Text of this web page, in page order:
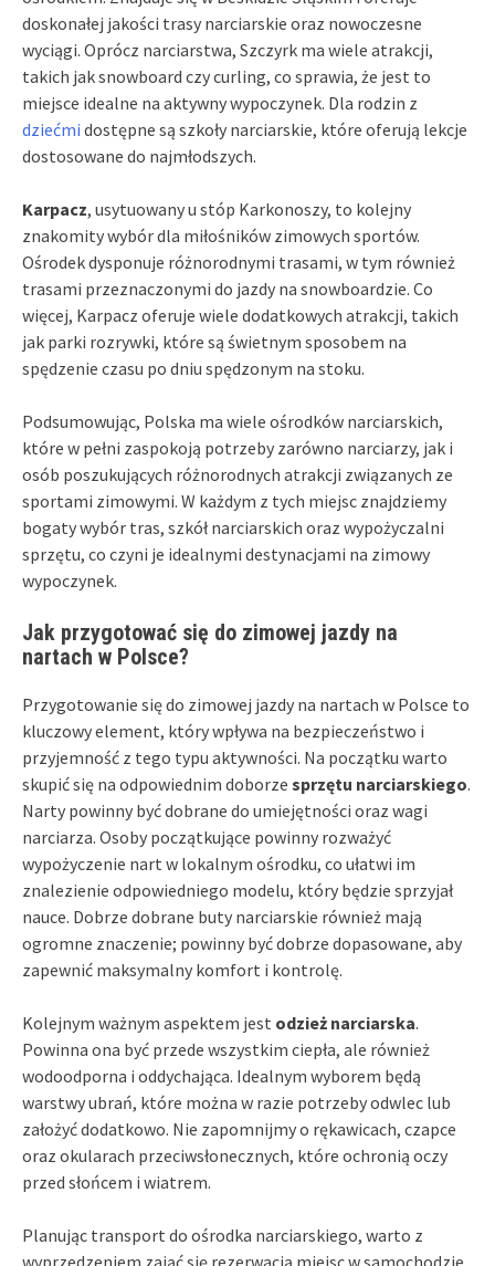
doskonałej jakości trasy narciarskie oraz nowoczesne
wyciągi. Oprócz narciarstwa, Szczyrk ma wiele atrakcji,
takich jak snowboard czy curling, co sprawia, że jest to
miejsce idealne na aktywny wypoczynek. Dla rodzin z
dziećmi dostępne są szkoły narciarskie, które oferują lekcje
dostosowane do najmłodszych.
Karpacz, usytuowany u stóp Karkonoszy, to kolejny
znakomity wybór dla miłośników zimowych sportów.
Ośrodek dysponuje różnorodnymi trasami, w tym również
trasami przeznaczonymi do jazdy na snowboardzie. Co
więcej, Karpacz oferuje wiele dodatkowych atrakcji, takich
jak parki rozrywki, które są świetnym sposobem na
spędzenie czasu po dniu spędzonym na stoku.
Podsumowując, Polska ma wiele ośrodków narciarskich,
które w pełni zaspokoją potrzeby zarówno narciarzy, jak i
osób poszukujących różnorodnych atrakcji związanych ze
sportami zimowymi. W każdym z tych miejsc znajdziemy
bogaty wybór tras, szkół narciarskich oraz wypożyczalni
sprzętu, co czyni je idealnymi destynacjami na zimowy
wypoczynek.
Jak przygotować się do zimowej jazdy na
nartach w Polsce?
Przygotowanie się do zimowej jazdy na nartach w Polsce to
kluczowy element, który wpływa na bezpieczeństwo i
przyjemność z tego typu aktywności. Na początku warto
skupić się na odpowiednim doborze sprzętu narciarskiego.
Narty powinny być dobrane do umiejętności oraz wagi
narciarza. Osoby początkujące powinny rozważyć
wypożyczenie nart w lokalnym ośrodku, co ułatwi im
znalezienie odpowiedniego modelu, który będzie sprzyjał
nauce. Dobrze dobrane buty narciarskie również mają
ogromne znaczenie; powinny być dobrze dopasowane, aby
zapewnić maksymalny komfort i kontrolę.
Kolejnym ważnym aspektem jest odzież narciarska.
Powinna ona być przede wszystkim ciepła, ale również
wodoodporna i oddychająca. Idealnym wyborem będą
warstwy ubrań, które można w razie potrzeby odwlec lub
założyć dodatkowo. Nie zapomnijmy o rękawicach, czapce
oraz okularach przeciwsłonecznych, które ochronią oczy
przed słońcem i wiatrem.
Planując transport do ośrodka narciarskiego, warto z
wyprzedzeniem zająć się rezerwacją miejsc w samochodzie